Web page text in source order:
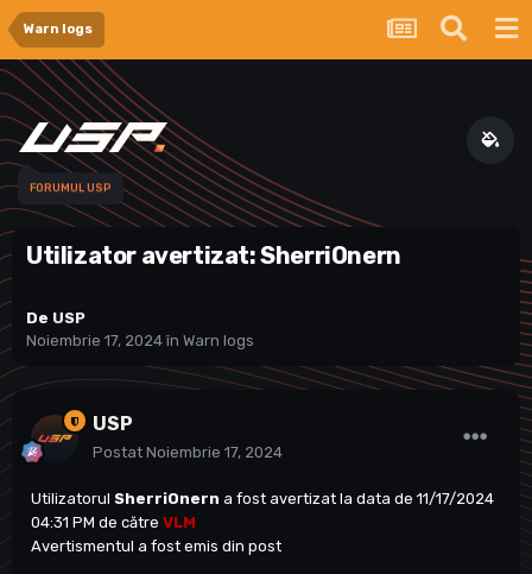
Warn logs
FORUMUL USP
Utilizator avertizat: SherriOnern
De USP
Noiembrie 17, 2024 în Warn logs
USP
Postat Noiembrie 17, 2024
Utilizatorul SherriOnern a fost avertizat la data de 11/17/2024
04:31 PM de către VLM
Avertismentul a fost emis din post